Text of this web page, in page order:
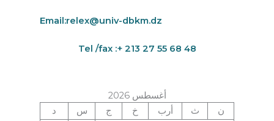
Email:relex@univ-dbkm.dz
Tel /fax :+ 213 27 55 68 48
أغسطس 2026
ن
ث أرب خ ج س
د